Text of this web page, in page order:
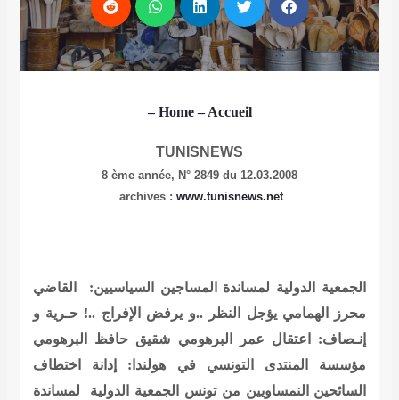
Home– Accueil
–
TUNISNEWS
8 ème année,N° 2849 du 12.03.2008
archives:www.tunisnews.net
الجمعية الدولية لمساندة المساجين السياسيين: القاضي
محرز الهمامي يؤجل النظر ..و يرفض الإفراج ..! حـرية و
إنـصاف: اعتقال عمر البرهومي شقيق حافظ البرهومي
مؤسسة المنتدى التونسي في هولندا: إدانة اختطاف
السائحين النمساويين من تونسالجمعية الدولية لمساندة